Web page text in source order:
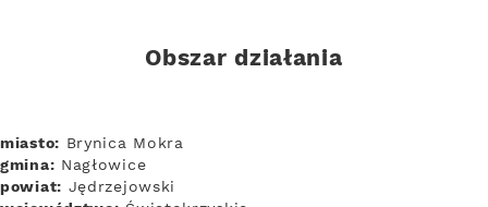
Obszar działania
miasto: Brynica Mokra
gmina: Nagłowice
powiat: Jędrzejowski